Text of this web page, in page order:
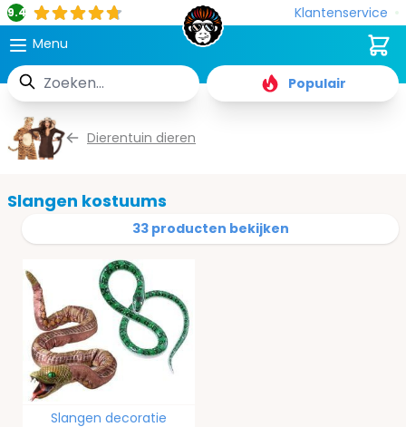
9.4
Klantenservice
Menu
Zoek
Populair
Cart
Dierentuin dieren
Slangen kostuums
33 producten bekijken
Slangen decoratie